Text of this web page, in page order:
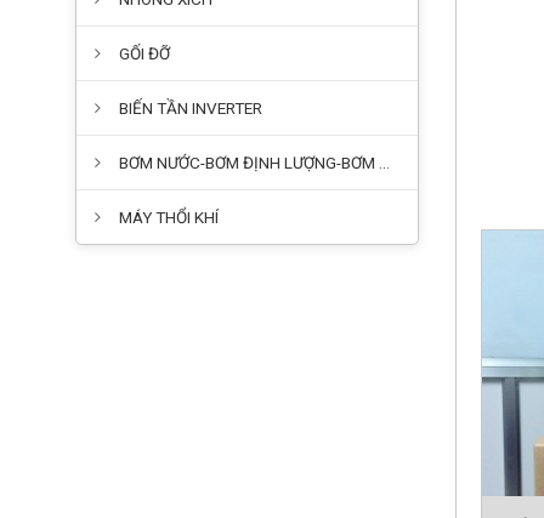
GỐI ĐỠ
BIẾN TẦN INVERTER
BƠM NƯỚC-BƠM ĐỊNH LƯỢNG-BƠM HÓA CHẤT
MÁY THỔI KHÍ